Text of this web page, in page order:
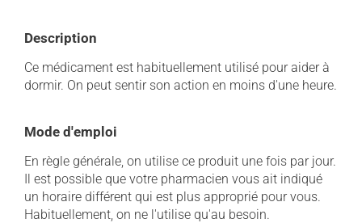
Description
Ce médicament est habituellement utilisé pour aider à
dormir. On peut sentir son action en moins d'une heure.
Mode d'emploi
En règle générale, on utilise ce produit une fois par jour.
Il est possible que votre pharmacien vous ait indiqué
un horaire différent qui est plus approprié pour vous.
Habituellement, on ne l'utilise qu'au besoin.